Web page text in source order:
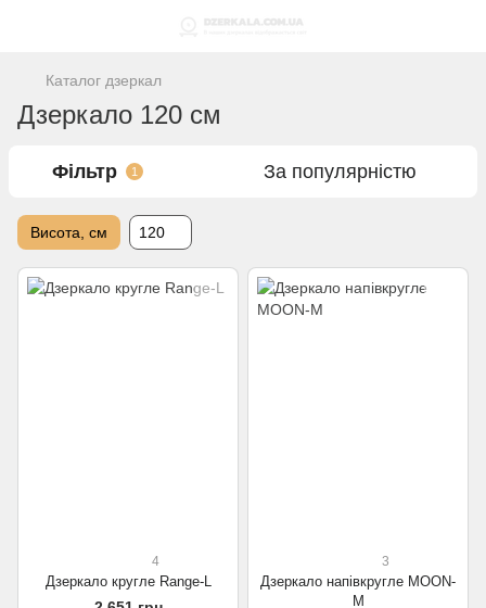
Каталог дзеркал
Дзеркало 120 см
Фільтр 1 За популярністю
Висота, см 120
4
Дзеркало кругле Range-L
3
Дзеркало напівкругле MOON-
M